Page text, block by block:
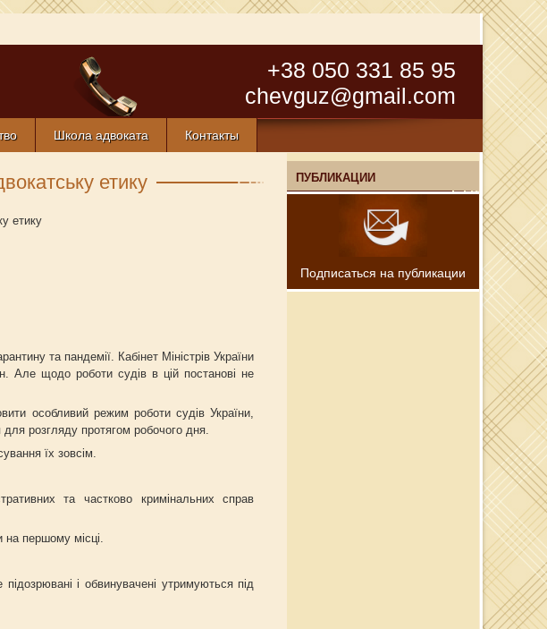
+38 050 331 85 95
chevguz@gmail.com
Школа адвоката Контакты
етику
етику
та пандемії. Кабінет Міністрів України
Але щодо роботи судів в цій постанові не
особливий режим роботи судів України,
розгляду протягом робочого дня.
їх зовсім.
та частково кримінальних справ
на першому місці.
і обвинувачені утримуються під
ПУБЛИКАЦИИ
Подписаться на публикации